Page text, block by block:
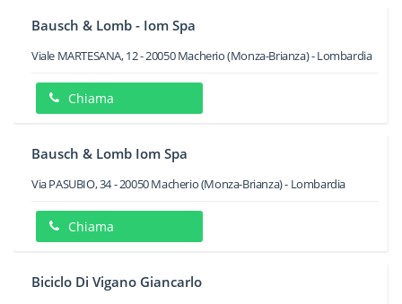
Bausch & Lomb - Iom Spa
Viale MARTESANA, 12-20050 Macherio(Monza-Brianza) -Lombardia
Chiama
Bausch & Lomb Iom Spa
Via PASUBIO, 34-20050Macherio(Monza-Brianza) - Lombardia
Chiama
Biciclo Di Vigano Giancarlo